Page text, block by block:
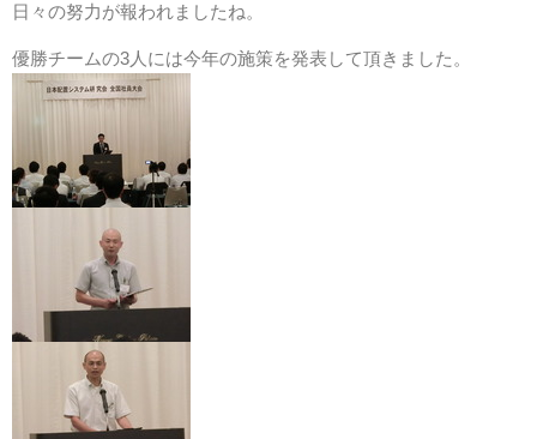
日々の努力が報われましたね。
優勝チームの3人には今年の施策を発表して頂きました。